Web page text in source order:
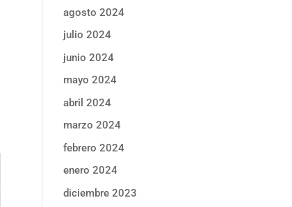
agosto 2024
julio 2024
junio 2024
mayo 2024
abril 2024
marzo 2024
febrero 2024
enero 2024
diciembre 2023